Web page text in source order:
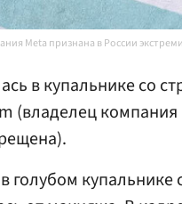
Meta признана в России
в купальнике со
(владелец
голубом